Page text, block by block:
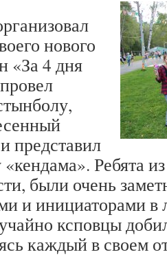
нового
«За 4 дня
представил
Ребята
были очень
и инициаторами в
ксповцы
каждый в своем